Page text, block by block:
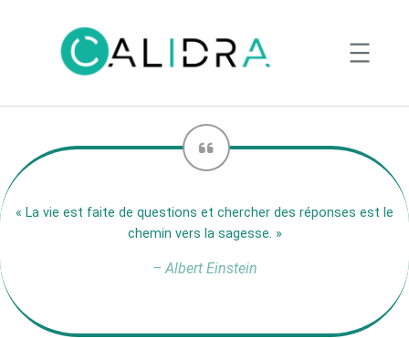
« La vie est faite de questions et chercher des réponses est le
chemin vers la sagesse. »
– Albert Einstein